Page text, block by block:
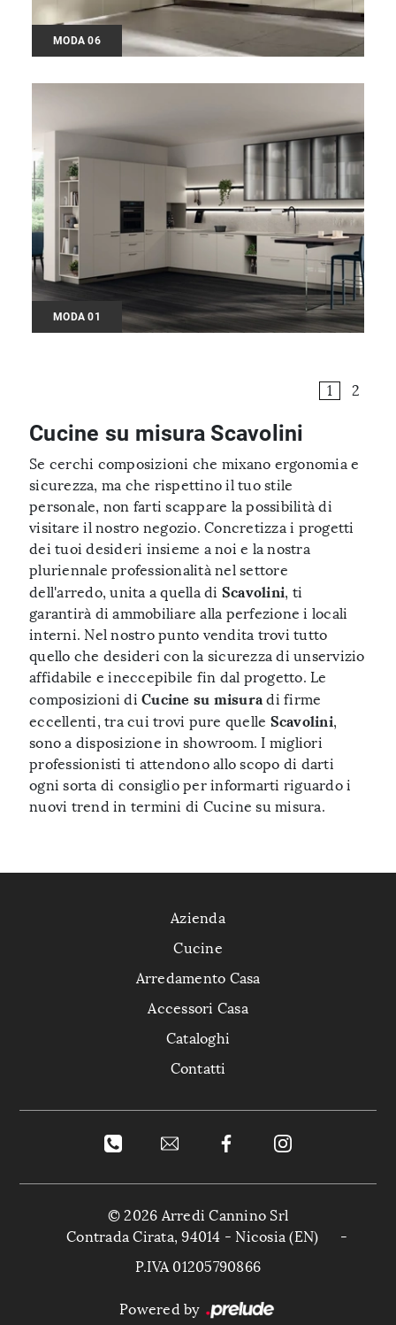
MODA 06
MODA 01
1 2
Cucine su misura Scavolini
Se cerchi composizioni che mixano ergonomia e
sicurezza, ma che rispettino il tuo stile
personale, non farti scappare la possibilità di
visitare il nostro negozio. Concretizza i progetti
dei tuoi desideri insieme a noi e la nostra
pluriennale professionalità nel settore
dell'arredo, unita a quella di Scavolini, ti
garantirà di ammobiliare alla perfezione i locali
interni. Nel nostro punto vendita trovi tutto
quello che desideri con la sicurezza di unservizio
affidabile e ineccepibile fin dal progetto. Le
composizioni diCucine su misuradi firme
eccellenti, tra cui trovi pure quelle Scavolini,
sono a disposizione in showroom. I migliori
professionisti ti attendono allo scopo di darti
ogni sorta di consiglio per informarti riguardo i
nuovi trend in termini di Cucine su misura.
Azienda
Cucine
Arredamento Casa
Accessori Casa
Cataloghi
Contatti
© 2026 Arredi Cannino Srl
Contrada Cirata, 94014 - Nicosia (EN)
-
P.IVA 01205790866
Powered by